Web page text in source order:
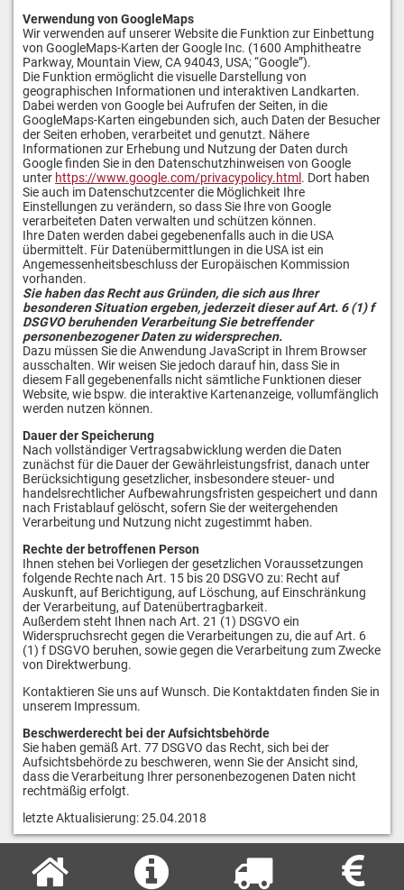
Verwendung von GoogleMaps
Wir verwenden auf unserer Website die Funktion zur Einbettung
von GoogleMaps-Karten der Google Inc. (1600 Amphitheatre
Parkway, Mountain View, CA 94043, USA; “Google”).
Die Funktion ermöglicht die visuelle Darstellung von
geographischen Informationen und interaktiven Landkarten.
Dabei werden von Google bei Aufrufen der Seiten, in die
GoogleMaps-Karten eingebunden sich, auch Daten der Besucher
der Seiten erhoben, verarbeitet und genutzt. Nähere
Informationen zur Erhebung und Nutzung der Daten durch
Google finden Sie in den Datenschutzhinweisen von Google
unter https://www.google.com/privacypolicy.html . Dort haben
Sie auch im Datenschutzcenter die Möglichkeit Ihre
Einstellungen zu verändern, so dass Sie Ihre von Google
verarbeiteten Daten verwalten und schützen können.
Ihre Daten werden dabei gegebenenfalls auch in die USA
übermittelt. Für Datenübermittlungen in die USA ist ein
Angemessenheitsbeschluss der Europäischen Kommission
vorhanden.
Sie haben das Recht aus Gründen, die sich aus Ihrer
besonderen Situation ergeben, jederzeit dieser auf Art. 6 (1) f
DSGVO beruhenden Verarbeitung Sie betreffender
personenbezogener Daten zu widersprechen.
Dazu müssen Sie die Anwendung JavaScript in Ihrem Browser
ausschalten. Wir weisen Sie jedoch darauf hin, dass Sie in
diesem Fall gegebenenfalls nicht sämtliche Funktionen dieser
Website, wie bspw. die interaktive Kartenanzeige, vollumfänglich
werden nutzen können.
Dauer der Speicherung
Nach vollständiger Vertragsabwicklung werden die Daten
zunächst für die Dauer der Gewährleistungsfrist, danach unter
Berücksichtigung gesetzlicher, insbesondere steuer- und
handelsrechtlicher Aufbewahrungsfristen gespeichert und dann
nach Fristablauf gelöscht, sofern Sie der weitergehenden
Verarbeitung und Nutzung nicht zugestimmt haben.
Rechte der betroffenen Person
Ihnen stehen bei Vorliegen der gesetzlichen Voraussetzungen
folgende Rechte nach Art. 15 bis 20 DSGVO zu: Recht auf
Auskunft, auf Berichtigung, auf Löschung, auf Einschränkung
der Verarbeitung, auf Datenübertragbarkeit.
Außerdem steht Ihnen nach Art. 21 (1) DSGVO ein
Widerspruchsrecht gegen die Verarbeitungen zu, die auf Art. 6
(1) f DSGVO beruhen, sowie gegen die Verarbeitung zum Zwecke
von Direktwerbung.
Kontaktieren Sie uns auf Wunsch. Die Kontaktdaten finden Sie in
unserem Impressum.
Beschwerderecht bei der Aufsichtsbehörde
Sie haben gemäß Art. 77 DSGVO das Recht, sich bei der
Aufsichtsbehörde zu beschweren, wenn Sie der Ansicht sind,
dass die Verarbeitung Ihrer personenbezogenen Daten nicht
rechtmäßig erfolgt.
letzte Aktualisierung: 25.04.2018